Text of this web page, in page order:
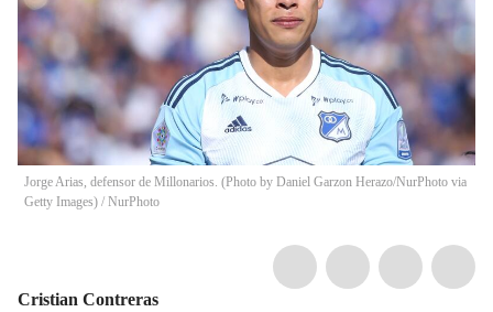
Jorge Arias, defensor de Millonarios. (Photo by Daniel Garzon Herazo/NurPhoto via
Getty Images) / NurPhoto
Cristian Contreras